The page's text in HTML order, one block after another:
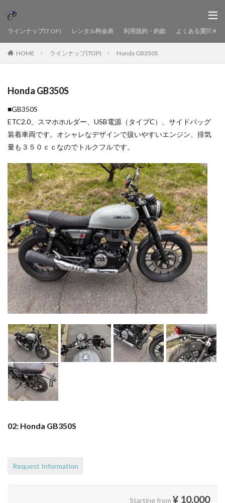
ラインナップ(TOP) レンタル料金表 利用規約・約款 よくある質問
HOME ラインナップ(TOP) Honda GB350S
Honda GB350S
■GB350S
ETC2.0、スマホホルダー、USB電源（タイプC）、サイドバッグ
装着車両です。オシャレなデザインで扱いやすいエンジン、排気
量も３５０ｃｃなのでトルクフルです。
02: Honda GB350S
Request Information
Starting from ¥ 10,000